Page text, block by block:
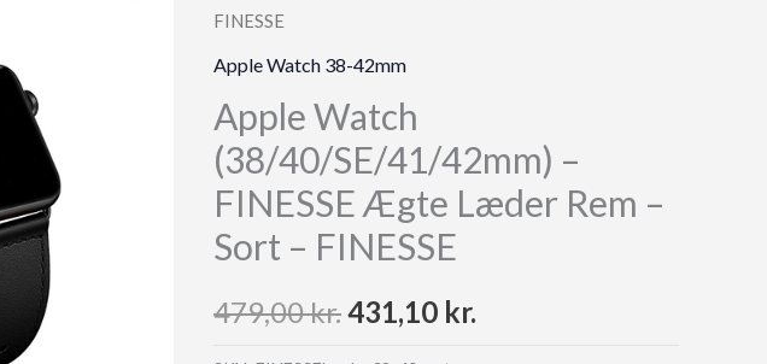
FINESSE
Apple Watch 38-42mm
Apple Watch
(38/40/SE/41/42mm) –
FINESSE Ægte Læder Rem –
Sort – FINESSE
479,00kr.Original
431,10 kr.